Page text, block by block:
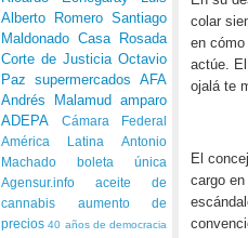
colar
en
actúe.
ojalá te
El
cargo
Alberto Romero Santiago
Maldonado Casa Rosada
Corte de Justicia Octavio
Paz supermercados AFA
Andrés Malamud amparo
ADEPA
Cámara Federal
América Latina Antonio
Machado boleta única
Agensur.info aceite de
cannabis aumento de
precios40 años de democracia